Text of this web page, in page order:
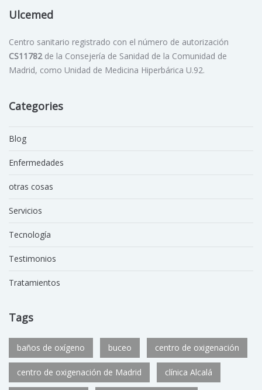
Ulcemed
Centro sanitario registrado con el número de autorización
CS11782de la Consejería de Sanidad de la Comunidad de
Madrid, como Unidad de Medicina Hiperbárica U.92.
Categories
Blog
Enfermedades
otras cosas
Servicios
Tecnología
Testimonios
Tratamientos
Tags
baños de oxígeno buceo centro de oxigenación
centro de oxigenación de Madrid clínica Alcalá